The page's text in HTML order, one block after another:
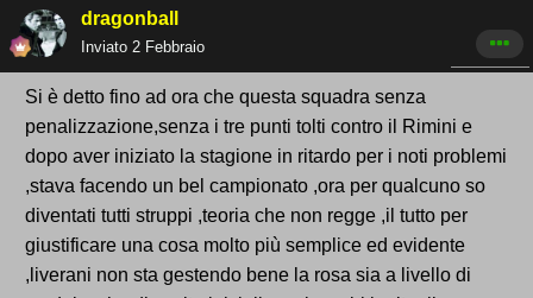
dragonball
Inviato 2 Febbraio
Si è detto fino ad ora che questa squadra senza
penalizzazione,senza i tre punti tolti contro il Rimini e
dopo aver iniziato la stagione in ritardo per i noti problemi
,stava facendo un bel campionato ,ora per qualcuno so
diventati tutti struppi ,teoria che non regge ,il tutto per
giustificare una cosa molto più semplice ed evidente
,liverani non sta gestendo bene la rosa sia a livello di